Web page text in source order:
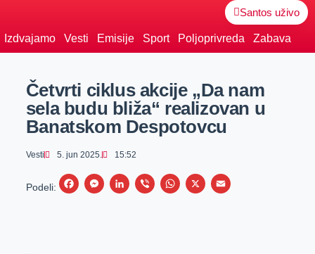
Santos uživo
Izdvajamo Vesti Emisije Sport Poljoprivreda Zabava
Četvrti ciklus akcije „Da nam
sela budu bliža“ realizovan u
Banatskom Despotovcu
Vesti 5. jun 2025. 15:52
Podeli:
F
M
L
V
W
X
E